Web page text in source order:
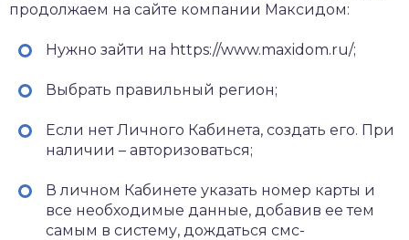
продолжаем на сайте компании Максидом:
Нужно зайти на https://www.maxidom.ru/;
Выбрать правильный регион;
Если нет Личного Кабинета, создать его. При
наличии – авторизоваться;
В личном Кабинете указать номер карты и
все необходимые данные, добавив ее тем
самым в систему, дождаться смс-